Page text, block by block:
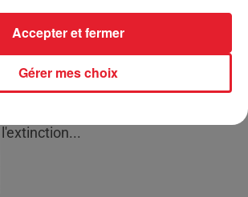
Montparnasse : des désaccords
entre...
l'extinction...
Gérer mes choix
Accepter et fermer